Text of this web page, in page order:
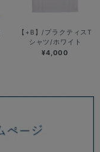
【+B】/プラクティスT
シャツ/ホワイト
¥4,000